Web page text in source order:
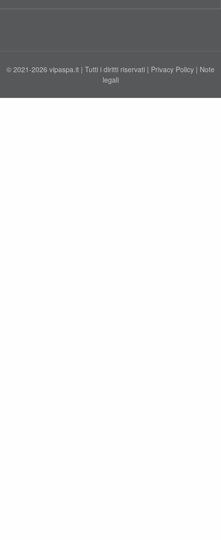
© 2021-2026 vipaspa.it | Tutti i diritti riservati | Privacy Policy | Note
legali